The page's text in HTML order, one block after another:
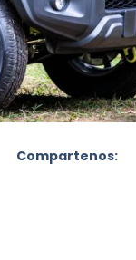
Compartenos: